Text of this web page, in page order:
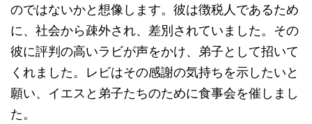
のではないかと想像します。彼は徴税人であるため
に、社会から疎外され、差別されていました。その
彼に評判の高いラビが声をかけ、弟子として招いて
くれました。レビはその感謝の気持ちを示したいと
願い、イエスと弟子たちのために食事会を催しまし
た。